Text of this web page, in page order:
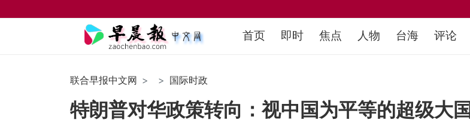
首页 即时 焦点 人物 台海 评论
联合早报中文网 国际时政
特朗普对华政策转向：视中国为平等的超级大国